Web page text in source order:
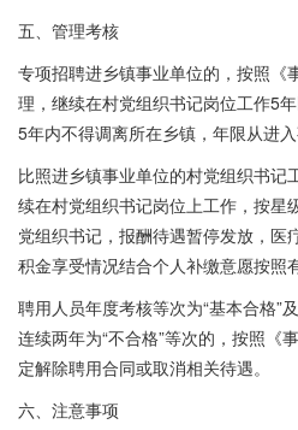
五、管理考核
专项招聘进乡镇事业单位的，按照《
理，继续在村党组织书记岗位工作5
5年内不得调离所在乡镇，年限从进入
比照进乡镇事业单位的村党组织书记
续在村党组织书记岗位上工作，按星
党组织书记，报酬待遇暂停发放，医
积金享受情况结合个人补缴意愿按照
聘用人员年度考核等次为“基本合格”
连续两年为“不合格”等次的，按照《
定解除聘用合同或取消相关待遇。
六、注意事项